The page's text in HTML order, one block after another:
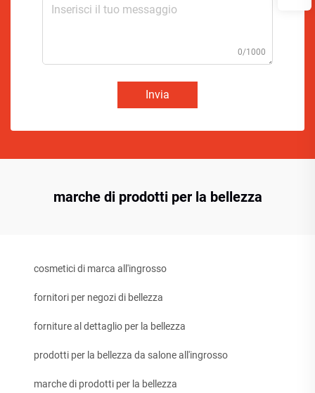
0/1000
Invia
marche di prodotti per la bellezza
cosmetici di marca all'ingrosso
fornitori per negozi di bellezza
forniture al dettaglio per la bellezza
prodotti per la bellezza da salone all'ingrosso
marche di prodotti per la bellezza